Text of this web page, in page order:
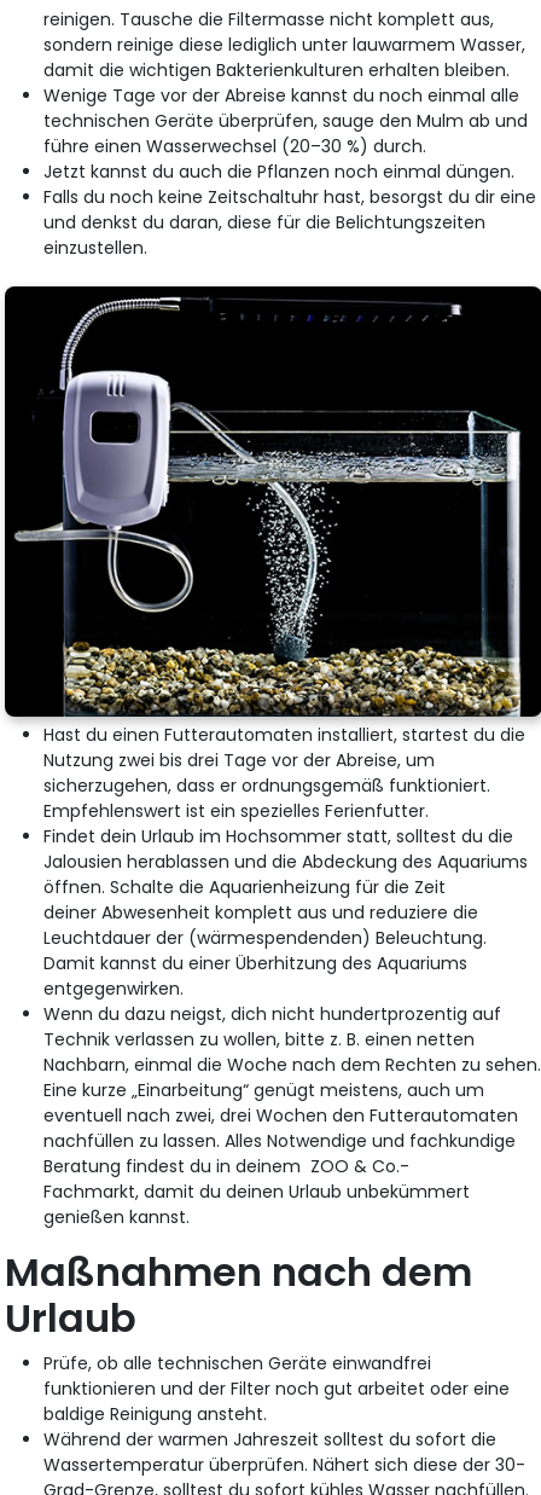
reinigen. Tausche die Filtermasse nicht komplett aus,
sondern reinige diese lediglich unter lauwarmem Wasser,
damit die wichtigen Bakterienkulturen erhalten bleiben.
Wenige Tage vor der Abreise kannst du noch einmal alle
technischen Geräte überprüfen, sauge den Mulm ab und
führe einen Wasserwechsel (20–30 %) durch.
Jetzt kannst du auch die Pflanzen noch einmal düngen.
Falls du noch keine Zeitschaltuhr hast, besorgst du dir eine
und denkst du daran, diese für die Belichtungszeiten
einzustellen.
Hast du einen Futterautomaten installiert, startest du die
Nutzung zwei bis drei Tage vor der Abreise, um
sicherzugehen, dass er ordnungsgemäß funktioniert.
Empfehlenswert ist ein spezielles Ferienfutter.
Findet dein Urlaub im Hochsommer statt, solltest du die
Jalousien herablassen und die Abdeckung des Aquariums
öffnen. Schalte die Aquarienheizung für die Zeit
deiner Abwesenheit komplett aus und reduziere die
Leuchtdauer der (wärmespendenden) Beleuchtung.
Damit kannst du einer Überhitzung des Aquariums
entgegenwirken.
Wenn du dazu neigst, dich nicht hundertprozentig auf
Technik verlassen zu wollen, bitte z. B. einen netten
Nachbarn, einmal die Woche nach dem Rechten zu sehen.
Eine kurze „Einarbeitung“ genügt meistens, auch um
eventuell nach zwei, drei Wochen den Futterautomaten
nachfüllen zu lassen. Alles Notwendige und fachkundige
Beratung findest du in deinem ZOO & Co.-
Fachmarkt, damit du deinen Urlaub unbekümmert
genießen kannst.
Maßnahmen nach dem
Urlaub
Prüfe, ob alle technischen Geräte einwandfrei
funktionieren und der Filter noch gut arbeitet oder eine
baldige Reinigung ansteht.
Während der warmen Jahreszeit solltest du sofort die
Wassertemperatur überprüfen. Nähert sich diese der 30-
Grad-Grenze, solltest du sofort kühles Wasser nachfüllen.